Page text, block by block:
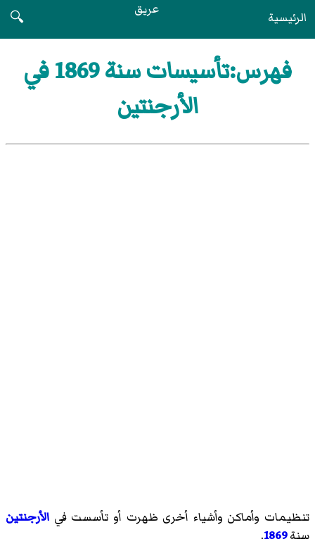
الرئيسية عريق
🔍
فهرس:تأسيسات سنة 1869 في
الأرجنتين
تنظيمات وأماكن وأشياء أخرى ظهرت أو تأسست في الأرجنتين
سنة1869
.